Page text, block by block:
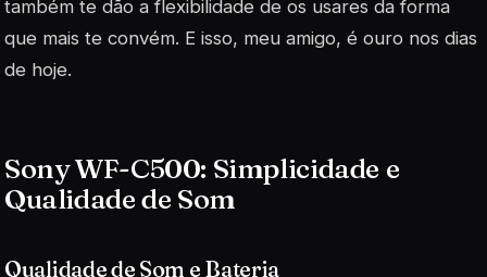
também te dão a flexibilidade de os usares da forma
que mais te convém. E isso, meu amigo, é ouro nos dias
de hoje.
Sony WF-C500: Simplicidade e
Qualidade de Som
Qualidade de Som e Bateria